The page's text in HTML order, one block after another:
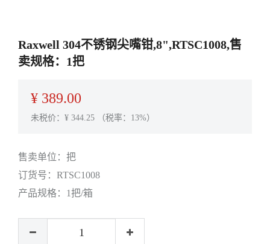
Raxwell 304不锈钢尖嘴钳,8",RTSC1008,售
卖规格：1把
¥ 389.00
未税价：¥ 344.25 （税率：13%）
售卖单位： 把
订货号： RTSC1008
产品规格： 1把/箱